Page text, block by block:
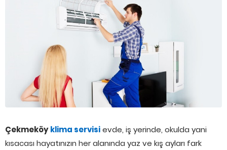
Çekmeköyklima servisievde, iş yerinde, okulda yani
kısacası hayatınızın her alanında yaz ve kış ayları fark